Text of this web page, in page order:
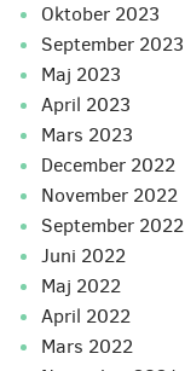
oktober 2023
september 2023
maj 2023
april 2023
mars 2023
december 2022
november 2022
september 2022
juni 2022
maj 2022
april 2022
mars 2022